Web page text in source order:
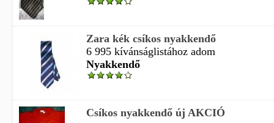
Zara kék csíkos nyakkendő
6 995 kívánságlistához adom
Nyakkendő
Csíkos nyakkendő új AKCIÓ